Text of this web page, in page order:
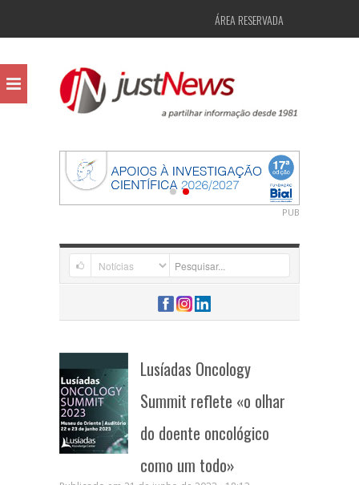
ÁREA RESERVADA
PUB
Lusíadas Oncology
Summit reflete «o olhar
do doente oncológico
como um todo»